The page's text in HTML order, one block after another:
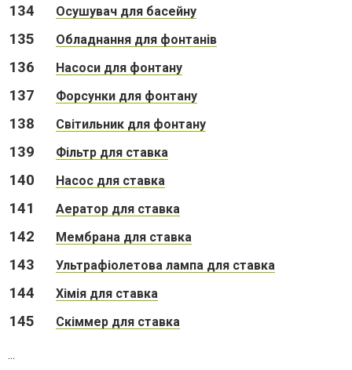
134 Осушувач для басейну
135 Обладнання для фонтанів
136 Насоси для фонтану
137 Форсунки для фонтану
138 Світильник для фонтану
139 Фільтр для ставка
140 Насос для ставка
141 Аератор для ставка
142 Мембрана для ставка
143 Ультрафіолетова лампа для ставка
144 Хімія для ставка
145 Скіммер для ставка
...